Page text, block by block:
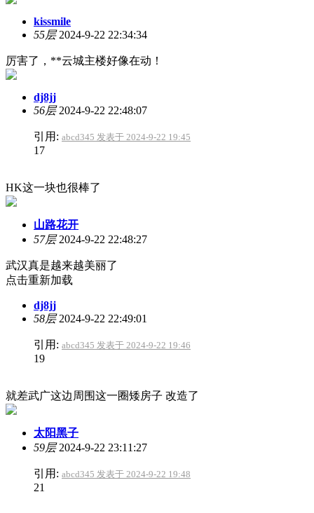
kissmile
55层2024-9-22 22:34:34
厉害了，**云城主楼好像在动！
dj8jj
56层2024-9-22 22:48:07
引用: abcd345 发表于 2024-9-22 19:45
17
HK这一块也很棒了
山路花开
57层2024-9-22 22:48:27
武汉真是越来越美丽了
点击重新加载
dj8jj
58层2024-9-22 22:49:01
引用: abcd345 发表于 2024-9-22 19:46
19
就差武广这边周围这一圈矮房子 改造了
太阳黑子
59层2024-9-22 23:11:27
引用: abcd345 发表于 2024-9-22 19:48
21